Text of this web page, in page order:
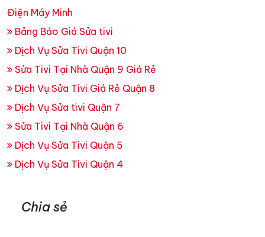
Điện Máy Minh
Bảng Báo Giá Sửa tivi
Dịch Vụ Sửa Tivi Quận 10
Sửa Tivi Tại Nhà Quận 9 Giá Rẻ
Dịch Vụ Sửa Tivi Giá Rẻ Quận 8
Dịch Vụ Sửa tivi Quận 7
Sửa Tivi Tại Nhà Quận 6
Dịch Vụ Sửa Tivi Quận 5
Dịch Vụ Sửa Tivi Quận 4
Chia sẻ